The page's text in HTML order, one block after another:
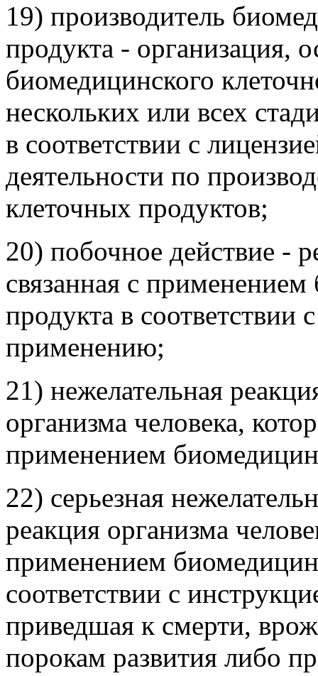
19) производитель
продукта - организация,
биомедицинского
нескольких или всех
в соответствии с
деятельности по
клеточных продуктов;
20) побочное действие -
связанная с
продукта в соответствии
применению;
21) нежелательная
организма человека,
применением
22) серьезная
реакция организма
применением
соответствии с
приведшая к смерти,
порокам развития либо